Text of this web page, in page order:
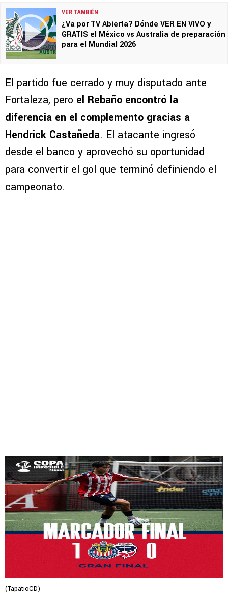
VER TAMBIÉN
¿Va por TV Abierta? Dónde VER EN VIVO y
GRATIS el México vs Australia de preparación
para el Mundial 2026
El partido fue cerrado y muy disputado ante
Fortaleza, pero el Rebaño encontró la
diferencia en el complemento gracias a
Hendrick Castañeda. El atacante ingresó
desde el banco y aprovechó su oportunidad
para convertir el gol que terminó definiendo el
campeonato.
(TapatioCD)